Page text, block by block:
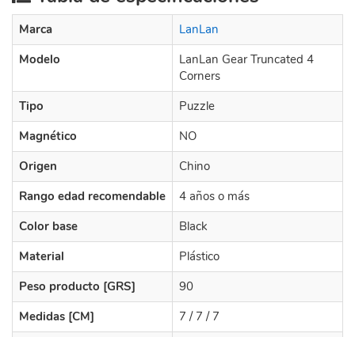
Marca
LanLan
Modelo
LanLan Gear Truncated 4
Corners
Tipo
Puzzle
Magnético
NO
Origen
Chino
Rango edad recomendable
4 años o más
Color base
Black
Material
Plástico
Peso producto [GRS]
90
Medidas [CM]
7 / 7 / 7